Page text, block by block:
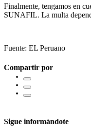
Finalmente, tengamos en
SUNAFIL. La multa
Fuente: EL Peruano
Compartir por
Sigue informándote